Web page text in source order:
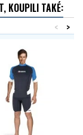
KOUPILI TAKÉ:
>
<